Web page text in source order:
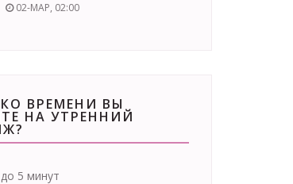
02-МАР, 02:00
ВРЕМЕНИ ВЫ
НА УТРЕННИЙ
до 5 минут